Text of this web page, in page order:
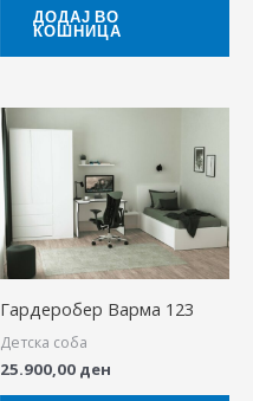
ДОДАЈ ВО
КОШНИЦА
Гардеробер Варма 123
Детска соба
25.900,00 ден